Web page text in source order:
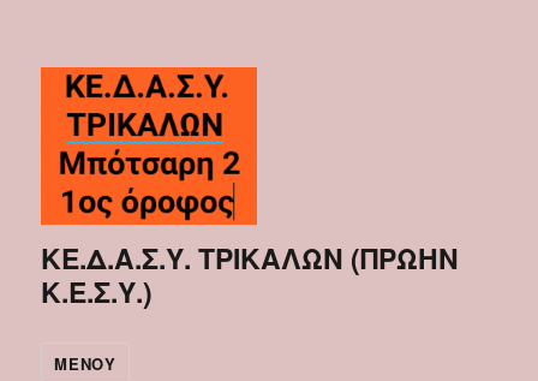
ΚΕ.Δ.Α.Σ.Υ. ΤΡΙΚΑΛΩΝ (ΠΡΩΗΝ
Κ.Ε.Σ.Υ.)
ΜΕΝΟΎ